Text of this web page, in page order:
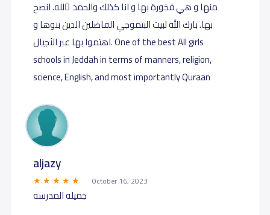
منها و هي فخورة بها و انا كذلك والحمد ِلله. انصح
بها. بارك الله لبيت البتموجي الفاضلين الذين بنوها و
اهتموا بها عبر الأجيال. One of the best All girls
schools in Jeddah in terms of manners, religion,
science, English, and most importantly Quraan
aljazy
October 16, 2023
جميله المدرسه